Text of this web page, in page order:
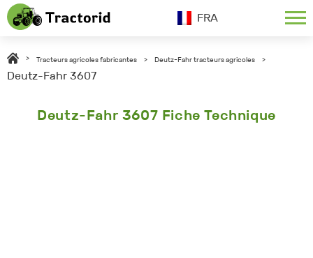
FRA
> Tracteurs agricoles fabricantes > Deutz-Fahr tracteurs agricoles >
Deutz-Fahr 3607
Deutz-Fahr 3607 Fiche Technique